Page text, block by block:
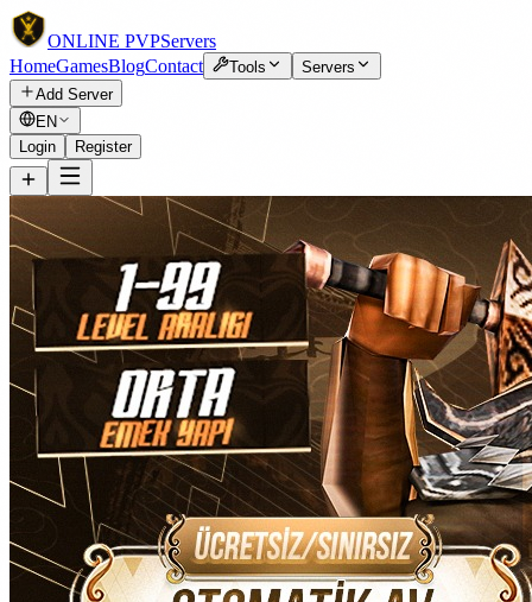
ONLINE PVPServers
HomeGamesBlogContact Tools
Servers
Add Server
EN
Login
Register